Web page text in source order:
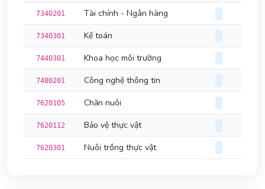
7340201 Tài chính - Ngân hàng
7340301 Kế toán
7440301 Khoa học môi trường
7480201 Công nghệ thông tin
7620105 Chăn nuôi
7620112 Bảo vệ thực vật
7620301 Nuôi trồng thực vật